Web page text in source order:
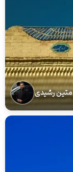
متین رشیدی